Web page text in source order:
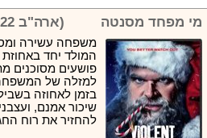
.האתר לרשותכם פעיל 24/
- מענה טלפוני: 09-7652392
צוות דיוידי מאסטר
זמינים במייל
לרשותכם פעיל 24/7
צוות דיוידי מאסטר
אנחנו כאן לכול שאלה
במענה הטלפוני
מי מפחד מסנטה (ארה"ב 2022)
משפחה עשירה
המולד יחד
פושעים מסוכנים
למזלה של
בזמן לאחוזה
שיכור אמנם,
להחזיר את רוח